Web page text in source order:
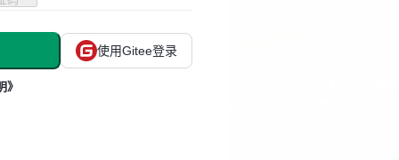
使用Gitee登录
》